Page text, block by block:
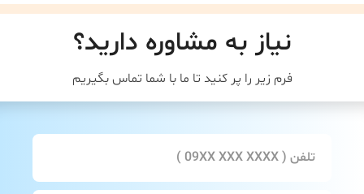
نیاز به مشاوره دارید؟
فرم زیر را پر کنید تا ما با شما تماس بگیریم